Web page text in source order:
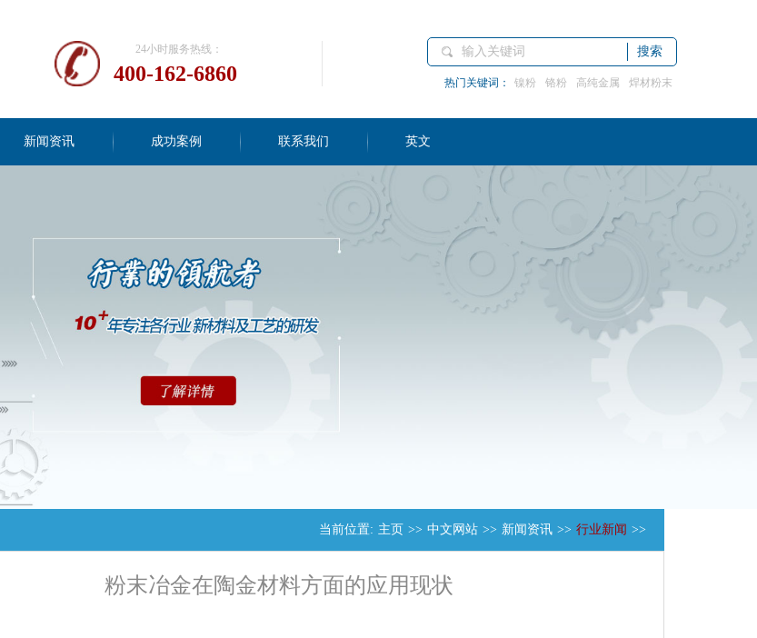
24小时服务热线：
400-162-6860
搜索
热门关键词： 镍粉 铬粉 高纯金属 焊材粉末
新闻资讯 成功案例 联系我们 英文
当前位置: 主页 >> 中文网站 >> 新闻资讯 >> 行业新闻 >>
粉末冶金在陶金材料方面的应用现状